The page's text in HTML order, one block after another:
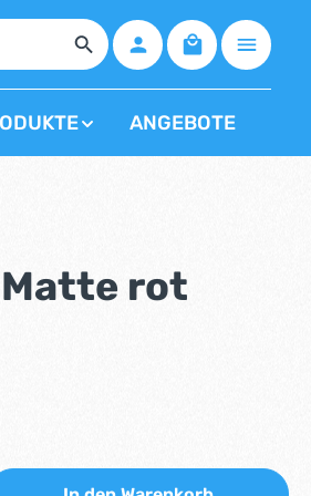
Warenkorb
ANGEBOTE
Matte rot
gewünschten Wert